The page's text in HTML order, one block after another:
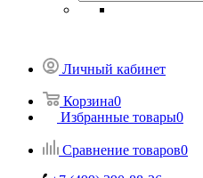
Личный кабинет
Корзина0
Избранные товары0
Сравнение товаров0